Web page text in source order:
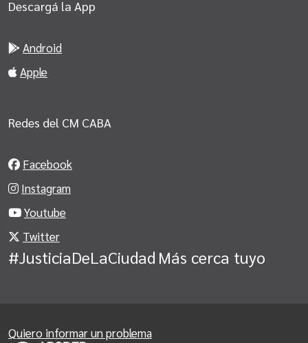
Descargá la App
Android
Apple
Redes del CM CABA
Facebook
Instagram
Youtube
Twitter
#JusticiaDeLaCiudad Más cerca tuyo
Quiero informar un problema